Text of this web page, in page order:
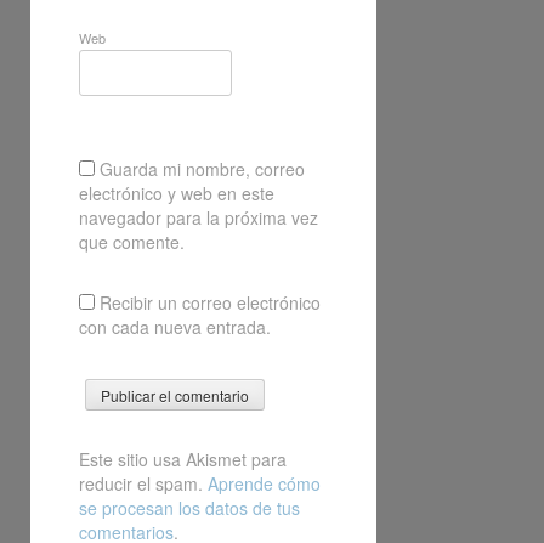
Web
Guarda mi nombre, correo
electrónico y web en este
navegador para la próxima vez
que comente.
Recibir un correo electrónico
con cada nueva entrada.
Este sitio usa Akismet para
reducir el spam. Aprende cómo
se procesan los datos de tus
comentarios.